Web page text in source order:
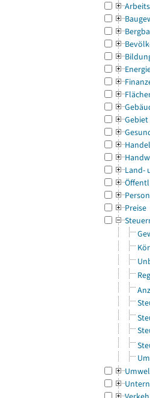
Gebiet
Land-
Preise